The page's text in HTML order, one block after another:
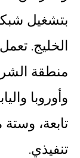
بتشغيل
منطقة
تنفيذي.